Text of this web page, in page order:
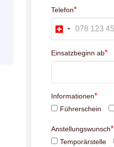
Telefon*
Einsatzbeginn ab*
Informationen*
Führerschein
Anstellungswunsch*
Temporärstelle